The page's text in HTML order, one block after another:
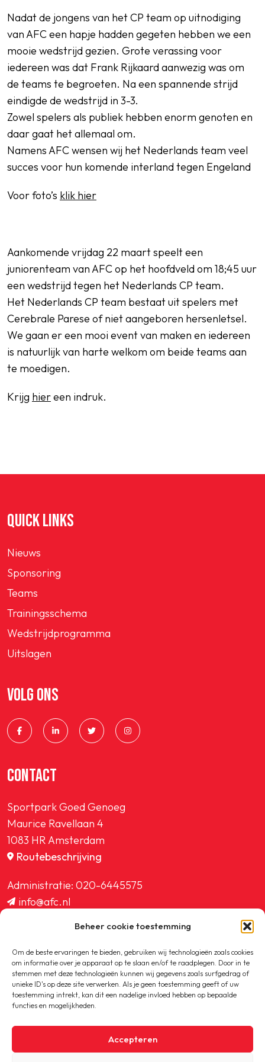
Beheer cookie toestemming
Om de beste ervaringen te bieden, gebruiken wij technologieën zoals cookies
om informatie over je apparaat op te slaan en/of te raadplegen. Door in te
stemmen met deze technologieën kunnen wij gegevens zoals surfgedrag of
unieke ID's op deze site verwerken. Als je geen toestemming geeft of uw
toestemming intrekt, kan dit een nadelige invloed hebben op bepaalde
functies en mogelijkheden.
Accepteren
SPORTPARK GOED GENOEG
LIDMAATSCHAP
CONTACT
Nadat de jongens van het CP team op uitnodiging
van AFC een hapje hadden gegeten hebben we een
mooie wedstrijd gezien. Grote verassing voor
iedereen was dat Frank Rijkaard aanwezig was om
de teams te begroeten. Na een spannende strijd
eindigde de wedstrijd in 3-3.
Zowel spelers als publiek hebben enorm genoten en
daar gaat het allemaal om.
Namens AFC wensen wij het Nederlands team veel
succes voor hun komende interland tegen Engeland
Voor foto’s klik hier
Aankomende vrijdag 22 maart speelt een
juniorenteam van AFC op het hoofdveld om 18;45 uur
een wedstrijd tegen het Nederlands CP team.
Het Nederlands CP team bestaat uit spelers met
Cerebrale Parese of niet aangeboren hersenletsel.
We gaan er een mooi event van maken en iedereen
is natuurlijk van harte welkom om beide teams aan
te moedigen.
Krijg hiereen indruk.
QUICK LINKS
Nieuws
Sponsoring
Teams
Trainingsschema
Wedstrijdprogramma
Uitslagen
VOLG ONS
CONTACT
Sportpark Goed Genoeg
Maurice Ravellaan 4
1083 HR Amsterdam
Routebeschrijving
Administratie: 020-6445575
info@afc.nl
ledenadministratie@afc.nl
Copyright © 2020-2026 AFC
Privacybeleid